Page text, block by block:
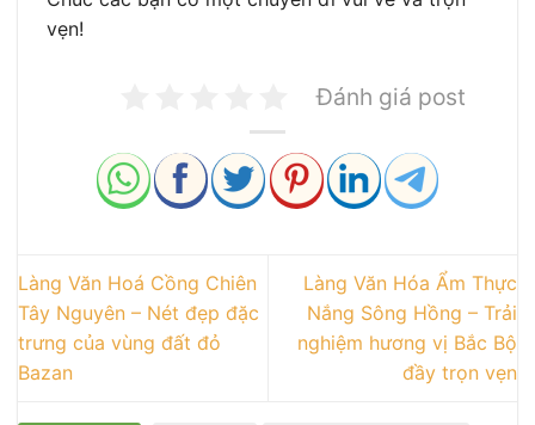
vẹn!
Đánh giá post
Làng Văn Hoá Cồng Chiên
Tây Nguyên – Nét đẹp đặc
trưng của vùng đất đỏ
Bazan
Làng Văn Hóa Ẩm Thực
Nắng Sông Hồng – Trải
nghiệm hương vị Bắc Bộ
đầy trọn vẹn